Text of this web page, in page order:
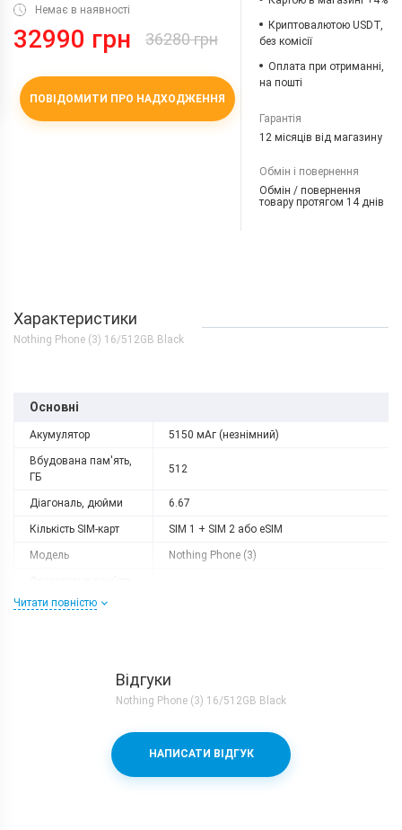
Немає в наявності
32990 грн 36280 грн
ПОВІДОМИТИ ПРО НАДХОДЖЕННЯ
Криптовалютою USDT,
без комісії
Оплата при отриманні,
на пошті
Гарантія
12 місяців від магазину
Обмін і повернення
Обмін / повернення
товару протягом 14 днів
Характеристики
Nothing Phone (3) 16/512GB Black
Основні
Акумулятор 5150 мАг (незнімний)
Вбудована пам'ять,
ГБ
512
Діагональ, дюйми 6.67
Кількість SIM-карт SIM 1 + SIM 2 або eSIM
Модель Nothing Phone (3)
ГБ
OLED
8
Qualcomm Snapdragon 8s Gen 4 +
Читати повністю
Відгуки
Nothing Phone (3) 16/512GB Black
НАПИСАТИ ВІДГУК